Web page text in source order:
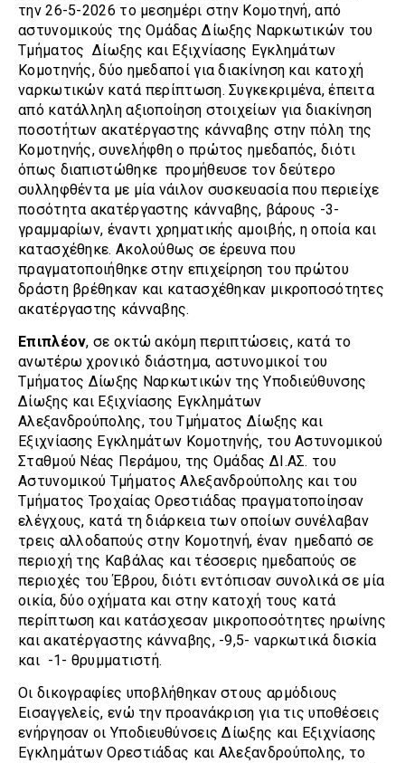
την 26-5-2026 το μεσημέρι στην Κομοτηνή, από
αστυνομικούς της Ομάδας Δίωξης Ναρκωτικών του
Τμήματος Δίωξης και Εξιχνίασης Εγκλημάτων
Κομοτηνής, δύο ημεδαποί για διακίνηση και κατοχή
ναρκωτικών κατά περίπτωση. Συγκεκριμένα, έπειτα
από κατάλληλη αξιοποίηση στοιχείων για διακίνηση
ποσοτήτων ακατέργαστης κάνναβης στην πόλη της
Κομοτηνής, συνελήφθη ο πρώτος ημεδαπός, διότι
όπως διαπιστώθηκε προμήθευσε τον δεύτερο
συλληφθέντα με μία νάιλον συσκευασία που περιείχε
ποσότητα ακατέργαστης κάνναβης, βάρους -3-
γραμμαρίων, έναντι χρηματικής αμοιβής, η οποία και
κατασχέθηκε. Ακολούθως σε έρευνα που
πραγματοποιήθηκε στην επιχείρηση του πρώτου
δράστη βρέθηκαν και κατασχέθηκαν μικροποσότητες
ακατέργαστης κάνναβης.
Επιπλέον, σε οκτώ ακόμη περιπτώσεις, κατά το
ανωτέρω χρονικό διάστημα, αστυνομικοί του
Τμήματος Δίωξης Ναρκωτικών της Υποδιεύθυνσης
Δίωξης και Εξιχνίασης Εγκλημάτων
Αλεξανδρούπολης, του Τμήματος Δίωξης και
Εξιχνίασης Εγκλημάτων Κομοτηνής, του Αστυνομικού
Σταθμού Νέας Περάμου, της Ομάδας ΔΙ.ΑΣ. του
Αστυνομικού Τμήματος Αλεξανδρούπολης και του
Τμήματος Τροχαίας Ορεστιάδας πραγματοποίησαν
ελέγχους, κατά τη διάρκεια των οποίων συνέλαβαν
τρεις αλλοδαπούς στην Κομοτηνή, έναν ημεδαπό σε
περιοχή της Καβάλας και τέσσερις ημεδαπούς σε
περιοχές του Έβρου, διότι εντόπισαν συνολικά σε μία
οικία, δύο οχήματα και στην κατοχή τους κατά
περίπτωση και κατάσχεσαν μικροποσότητες ηρωίνης
και ακατέργαστης κάνναβης, -9,5- ναρκωτικά δισκία
και -1- θρυμματιστή.
Οι δικογραφίες υποβλήθηκαν στους αρμόδιους
Εισαγγελείς, ενώ την προανάκριση για τις υποθέσεις
ενήργησαν οι Υποδιευθύνσεις Δίωξης και Εξιχνίασης
Εγκλημάτων Ορεστιάδας και Αλεξανδρούπολης, το